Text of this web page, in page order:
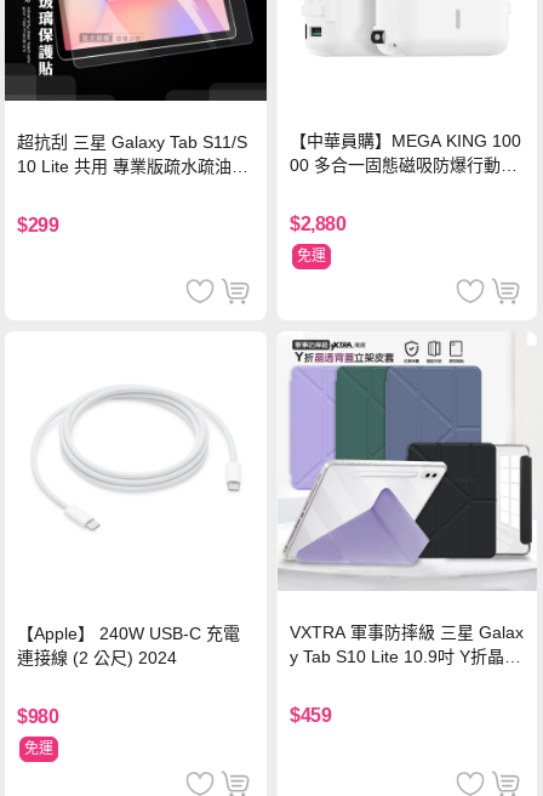
超抗刮 三星 Galaxy Tab S11/S
10 Lite 共用 專業版疏水疏油9H
$299
【中華員購】MEGA KING 100
00 多合一固態磁吸防爆行動電
$2,880
免運
【Apple】 240W USB-C 充電
連接線 (2 公尺) 2024
$980
免運
VXTRA 軍事防摔級 三星 Galax
y Tab S10 Lite 10.9吋 Y折晶透
$459